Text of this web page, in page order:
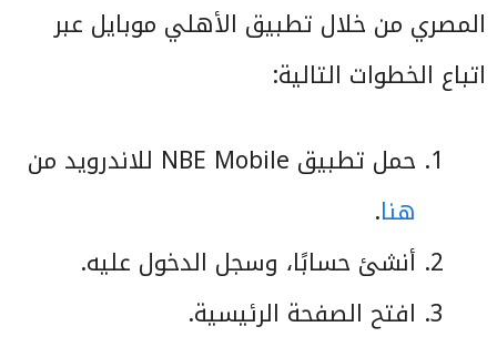
المصري من خلال تطبيق الأهلي موبايل عبر
اتباع الخطوات التالية:
حمل تطبيق NBE Mobile للاندرويد من
هنا.
أنشئ حسابًا، وسجل الدخول عليه.
افتح الصفحة الرئيسية.